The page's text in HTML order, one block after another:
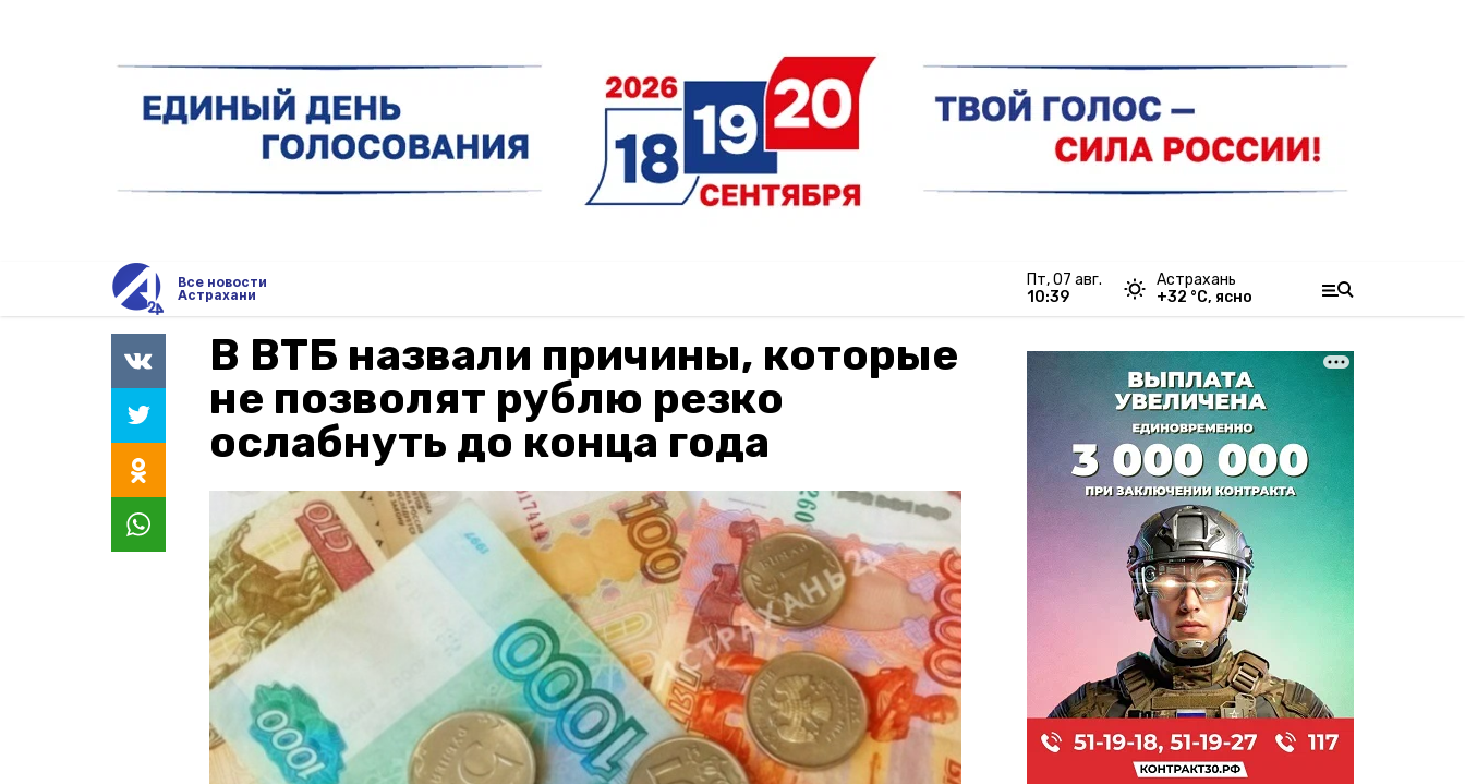
Все новости
Астрахани
пт, 07 авг.
10:39
Астрахань
+32 °С, ясно
В ВТБ назвали причины, которые
не позволят рублю резко
ослабнуть до конца года